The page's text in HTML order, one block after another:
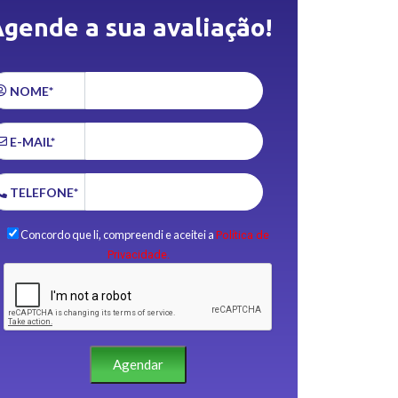
a sua avaliação!
NOME*
E-MAIL*
TELEFONE*
Concordo que li, compreendi e aceitei aPolítica de
Privacidade.
Agendar